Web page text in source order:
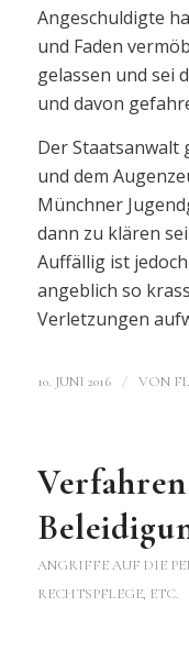
Angeschuldigte
und Faden
gelassen und sei
und davon
Der Staatsanwalt
und dem
Münchner
dann zu klären
Auffällig ist
angeblich so
Verletzungen
10. JUNI 2016 / VON
ANGRIFFE AUF DIE
RECHTSPFLEGE, ETC.